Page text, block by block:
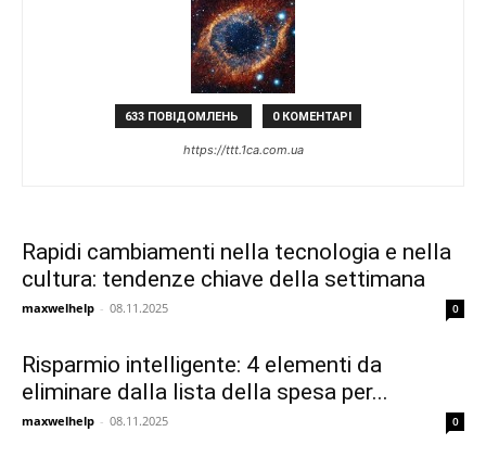
633 ПОВІДОМЛЕНЬ 0 КОМЕНТАРІ
https://ttt.1ca.com.ua
Rapidi cambiamenti nella tecnologia e nella
cultura: tendenze chiave della settimana
maxwelhelp - 08.11.2025 0
Risparmio intelligente: 4 elementi da
eliminare dalla lista della spesa per...
maxwelhelp - 08.11.2025 0